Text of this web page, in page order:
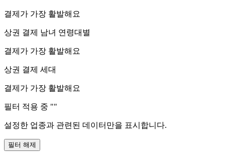
결제가 가장 활발해요
상권 결제 남녀 연령대별
결제가 가장 활발해요
상권 결제 세대
결제가 가장 활발해요
필터 적용 중 ""
설정한 업종과 관련된 데이터만을 표시합니다.
필터 해제